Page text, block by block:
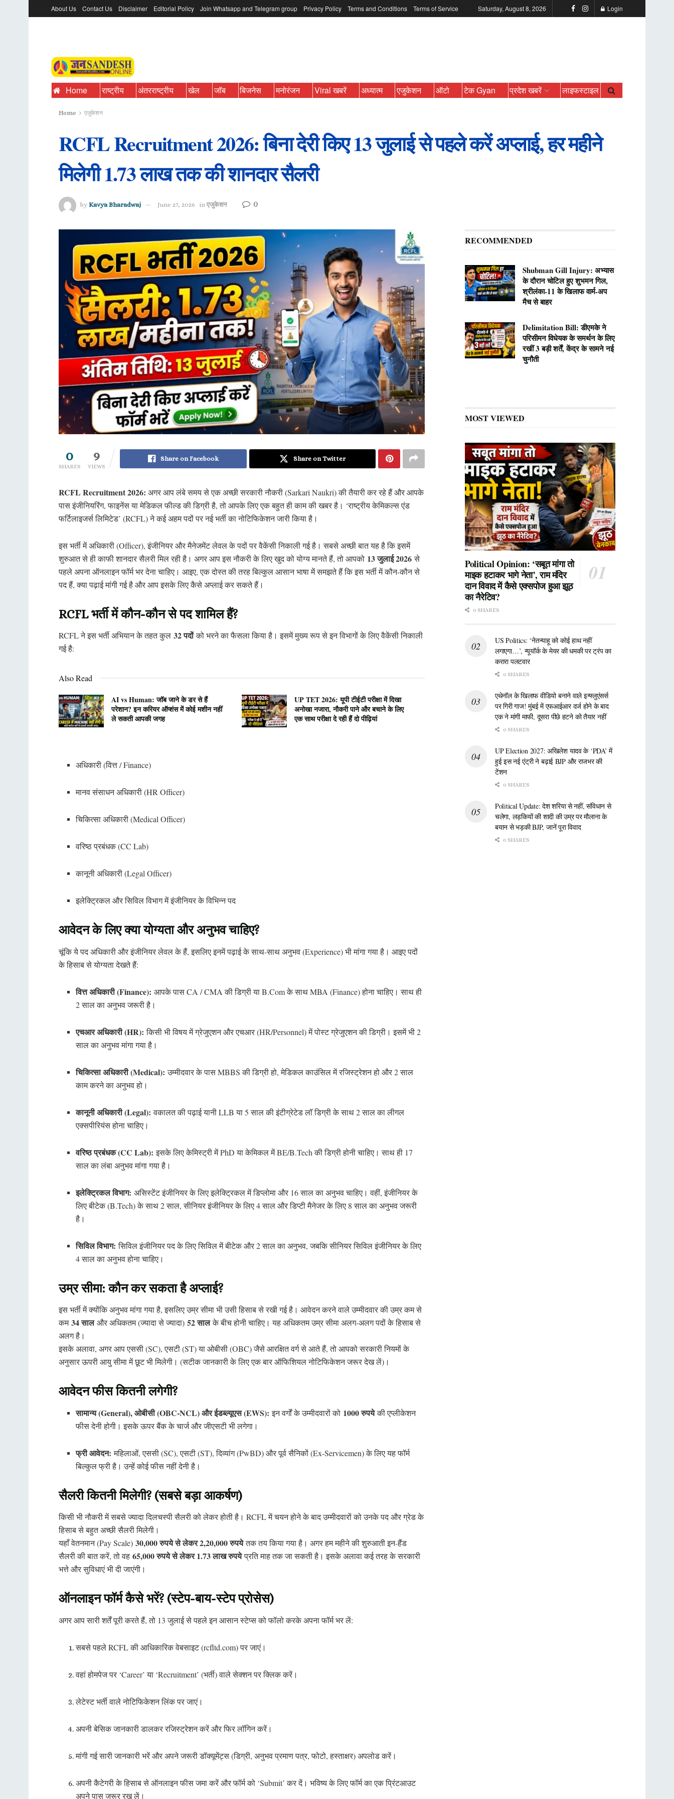
About Us Contact Us Disclaimer Editorial Policy Join Whatsapp and Telegram group Privacy Policy Terms and Conditions Terms of Service Saturday, August 8, 2026 Login
Home राष्ट्रीय अंतरराष्ट्रीय खेल जॉब बिजनेस मनोरंजन Viral खबरें अध्यात्म एजुकेशन ऑटो टेक Gyan प्रदेश खबरें लाइफस्टाइल
Home एजुकेशन
RCFL Recruitment 2026: बिना देरी किए 13 जुलाई से पहले करें अप्लाई, हर महीने
मिलेगी 1.73 लाख तक की शानदार सैलरी
by Kavya Bharadwaj June 27, 2026 in एजुकेशन 0
0
SHARES
9
VIEWS
Share on Facebook Share on Twitter
RCFL Recruitment 2026: अगर आप लंबे समय से एक अच्छी सरकारी नौकरी (Sarkari Naukri) की तैयारी कर रहे हैं और आपके
पास इंजीनियरिंग, फाइनेंस या मेडिकल फील्ड की डिग्री है, तो आपके लिए एक बहुत ही काम की खबर है। ‘राष्ट्रीय केमिकल्स एंड
फर्टिलाइजर्स लिमिटेड’ (RCFL) ने कई अहम पदों पर नई भर्ती का नोटिफिकेशन जारी किया है।
इस भर्ती में अधिकारी (Officer), इंजीनियर और मैनेजमेंट लेवल के पदों पर वैकेंसी निकाली गई है। सबसे अच्छी बात यह है कि इसमें
शुरुआत से ही काफी शानदार सैलरी मिल रही है। अगर आप इस नौकरी के लिए खुद को योग्य मानते हैं, तो आपको 13 जुलाई 2026से
पहले अपना ऑनलाइन फॉर्म भर देना चाहिए। आइए, एक दोस्त की तरह बिल्कुल आसान भाषा में समझते हैं कि इस भर्ती में कौन-कौन से
पद हैं, क्या पढ़ाई मांगी गई है और आप इसके लिए कैसे अप्लाई कर सकते हैं।
RCFL भर्ती में कौन-कौन से पद शामिल हैं?
RCFL ने इस भर्ती अभियान के तहत कुल 32 पदोंको भरने का फैसला किया है। इसमें मुख्य रूप से इन विभागों के लिए वैकेंसी निकाली
गई है:
Also Read
AI vs Human: जॉब जाने के डर से हैं
परेशान? इन करियर ऑप्शंस में कोई मशीन नहीं
ले सकती आपकी जगह
UP TET 2026: यूपी टीईटी परीक्षा में दिखा
अनोखा नजारा, नौकरी पाने और बचाने के लिए
एक साथ परीक्षा दे रही हैं दो पीढ़ियां
अधिकारी (वित्त / Finance)
मानव संसाधन अधिकारी (HR Officer)
चिकित्सा अधिकारी (Medical Officer)
वरिष्ठ प्रबंधक (CC Lab)
कानूनी अधिकारी (Legal Officer)
इलेक्ट्रिकल और सिविल विभाग में इंजीनियर के विभिन्न पद
आवेदन के लिए क्या योग्यता और अनुभव चाहिए?
चूंकि ये पद अधिकारी और इंजीनियर लेवल के हैं, इसलिए इनमें पढ़ाई के साथ-साथ अनुभव (Experience) भी मांगा गया है। आइए पदों
के हिसाब से योग्यता देखते हैं:
वित्त अधिकारी (Finance): आपके पास CA / CMA की डिग्री या B.Com के साथ MBA (Finance) होना चाहिए। साथ ही
2 साल का अनुभव जरूरी है।
एचआर अधिकारी (HR): किसी भी विषय में ग्रेजुएशन और एचआर (HR/Personnel) में पोस्ट ग्रेजुएशन की डिग्री। इसमें भी 2
साल का अनुभव मांगा गया है।
चिकित्सा अधिकारी (Medical): उम्मीदवार के पास MBBS की डिग्री हो, मेडिकल काउंसिल में रजिस्ट्रेशन हो और 2 साल
काम करने का अनुभव हो।
कानूनी अधिकारी (Legal): वकालत की पढ़ाई यानी LLB या 5 साल की इंटीग्रेटेड लॉ डिग्री के साथ 2 साल का लीगल
एक्सपीरियंस होना चाहिए।
वरिष्ठ प्रबंधक (CC Lab): इसके लिए केमिस्ट्री में PhD या केमिकल में BE/B.Tech की डिग्री होनी चाहिए। साथ ही 17
साल का लंबा अनुभव मांगा गया है।
इलेक्ट्रिकल विभाग: असिस्टेंट इंजीनियर के लिए इलेक्ट्रिकल में डिप्लोमा और 16 साल का अनुभव चाहिए। वहीं, इंजीनियर के
लिए बीटेक (B.Tech) के साथ 2 साल, सीनियर इंजीनियर के लिए 4 साल और डिप्टी मैनेजर के लिए 8 साल का अनुभव जरूरी
है।
सिविल विभाग: सिविल इंजीनियर पद के लिए सिविल में बीटेक और 2 साल का अनुभव, जबकि सीनियर सिविल इंजीनियर के लिए
4 साल का अनुभव होना चाहिए।
उम्र सीमा: कौन कर सकता है अप्लाई?
इस भर्ती में क्योंकि अनुभव मांगा गया है, इसलिए उम्र सीमा भी उसी हिसाब से रखी गई है। आवेदन करने वाले उम्मीदवार की उम्र कम से
कम34 सालऔर अधिकतम (ज्यादा से ज्यादा) 52 सालके बीच होनी चाहिए। यह अधिकतम उम्र सीमा अलग-अलग पदों के हिसाब से
अलग है।
इसके अलावा, अगर आप एससी (SC), एसटी (ST) या ओबीसी (OBC) जैसे आरक्षित वर्ग से आते हैं, तो आपको सरकारी नियमों के
अनुसार ऊपरी आयु सीमा में छूट भी मिलेगी। (सटीक जानकारी के लिए एक बार ऑफिशियल नोटिफिकेशन जरूर देख लें)।
आवेदन फीस कितनी लगेगी?
सामान्य (General), ओबीसी (OBC-NCL) और ईडब्ल्यूएस (EWS): इन वर्गों के उम्मीदवारों को 1000 रुपयेकी एप्लीकेशन
फीस देनी होगी। इसके ऊपर बैंक के चार्ज और जीएसटी भी लगेगा।
फ्री आवेदन: महिलाओं, एससी (SC), एसटी (ST), दिव्यांग (PwBD) और पूर्व सैनिकों (Ex-Servicemen) के लिए यह फॉर्म
बिल्कुल फ्री है। उन्हें कोई फीस नहीं देनी है।
सैलरी कितनी मिलेगी? (सबसे बड़ा आकर्षण)
किसी भी नौकरी में सबसे ज्यादा दिलचस्पी सैलरी को लेकर होती है। RCFL में चयन होने के बाद उम्मीदवारों को उनके पद और ग्रेड के
हिसाब से बहुत अच्छी सैलरी मिलेगी।
यहाँ वेतनमान (Pay Scale) 30,000 रुपये से लेकर 2,20,000 रुपयेतक तय किया गया है। अगर हम महीने की शुरुआती इन-हैंड
सैलरी की बात करें, तो वह 65,000 रुपये से लेकर 1.73 लाख रुपयेप्रति माह तक जा सकती है। इसके अलावा कई तरह के सरकारी
भत्ते और सुविधाएं भी दी जाएंगी।
ऑनलाइन फॉर्म कैसे भरें? (स्टेप-बाय-स्टेप प्रोसेस)
अगर आप सारी शर्तें पूरी करते हैं, तो 13 जुलाई से पहले इन आसान स्टेप्स को फॉलो करके अपना फॉर्म भर लें:
सबसे पहले RCFL की आधिकारिक वेबसाइट (rcfltd.com) पर जाएं।
वहां होमपेज पर ‘Career’ या ‘Recruitment’ (भर्ती) वाले सेक्शन पर क्लिक करें।
लेटेस्ट भर्ती वाले नोटिफिकेशन लिंक पर जाएं।
अपनी बेसिक जानकारी डालकर रजिस्ट्रेशन करें और फिर लॉगिन करें।
मांगी गई सारी जानकारी भरें और अपने जरूरी डॉक्यूमेंट्स (डिग्री, अनुभव प्रमाण पत्र, फोटो, हस्ताक्षर) अपलोड करें।
अपनी कैटेगरी के हिसाब से ऑनलाइन फीस जमा करें और फॉर्म को ‘Submit’ कर दें। भविष्य के लिए फॉर्म का एक प्रिंटआउट
अपने पास जरूर रख लें।
RECOMMENDED
Shubman Gill Injury: अभ्यास
के दौरान चोटिल हुए शुभमन गिल,
श्रीलंका-11 के खिलाफ वार्म-अप
मैच से बाहर
Delimitation Bill: डीएमके ने
परिसीमन विधेयक के समर्थन के लिए
रखीं 3 बड़ी शर्तें, केंद्र के सामने नई
चुनौती
MOST VIEWED
Political Opinion: ‘सबूत मांगा तो
माइक हटाकर भागे नेता’, राम मंदिर
दान विवाद में कैसे एक्सपोज हुआ झूठ
का नैरेटिव?
0 SHARES
US Politics: ‘नेतन्याहू को कोई हाथ नहीं
लगाएगा…’, न्यूयॉर्क के मेयर की धमकी पर ट्रंप का
करारा पलटवार
0 SHARES
एथेनॉल के खिलाफ वीडियो बनाने वाले इन्फ्लुएंसर्स
पर गिरी गाज! मुंबई में एफआईआर दर्ज होने के बाद
एक ने मांगी माफी, दूसरा पीछे हटने को तैयार नहीं
0 SHARES
UP Election 2027: अखिलेश यादव के ‘PDA’ में
हुई इस नई एंट्री ने बढ़ाई BJP और राजभर की
टेंशन
0 SHARES
Political Update: देश शरिया से नहीं, संविधान से
चलेगा, लड़कियों की शादी की उम्र पर मौलाना के
बयान से भड़की BJP, जानें पूरा विवाद
0 SHARES